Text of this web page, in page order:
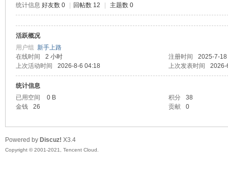
资
统计信息 好友数 0 回帖数 12 主题数 0
活跃概况
用户组 新手上路
在线时间
2 小时 注册时间
2025-7-
上次活动时间
2026-8-6 04:18 上次发表时间 2026-
统计信息
已用空间
0 B 积分
38
金钱
26 贡献 0
Powered by Discuz! X3.4
Copyright © 2001-2021, Tencent Cloud.